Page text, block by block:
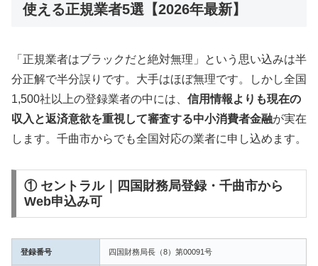
使える正規業者5選【2026年最新】
「正規業者はブラックだと絶対無理」という思い込みは半
分正解で半分誤りです。大手はほぼ無理です。しかし全国
1,500社以上の登録業者の中には、 信用情報よりも現在の
収入と返済意欲を重視して審査する中小消費者金融が実在
します。千曲市からでも全国対応の業者に申し込めます。
① セントラル｜四国財務局登録・千曲市から
Web申込み可
登録番号 四国財務局長（8）第00091号